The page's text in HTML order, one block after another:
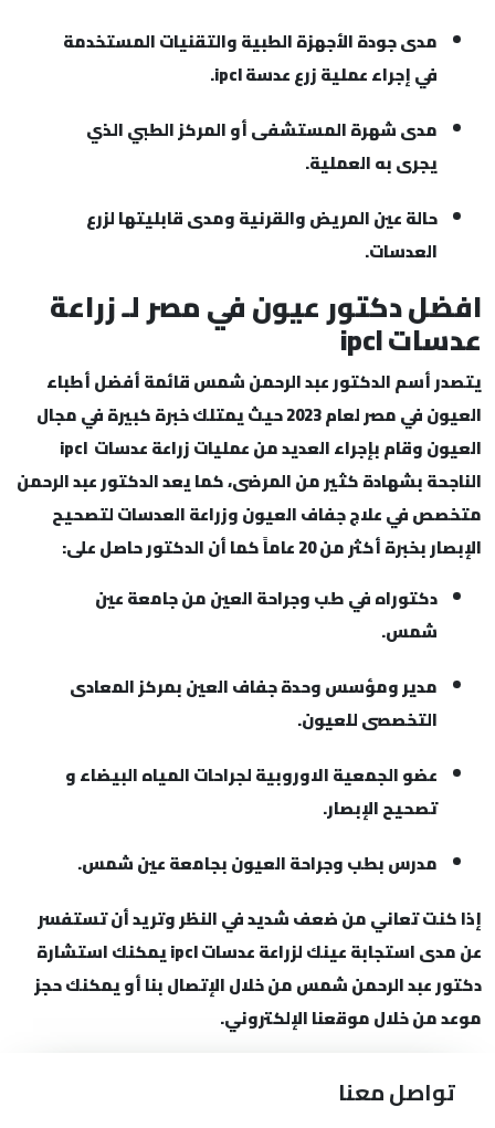
مدى جودة الأجهزة الطبية والتقنيات المستخدمة
في إجراء عملية زرع عدسة ipcl.
مدى شهرة المستشفى أو المركز الطبي الذي
يجرى به العملية.
حالة عين المريض والقرنية ومدى قابليتها لزرع
العدسات.
افضل دكتور عيون في مصر لـ زراعة
عدسات ipcl
يتصدر أسم الدكتور عبد الرحمن شمس قائمة أفضل أطباء
العيون في مصر لعام 2023 حيث يمتلك خبرة كبيرة في مجال
العيون وقام بإجراء العديد من عمليات زراعة عدسات ipcl
الناجحة بشهادة كثير من المرضى، كما يعد الدكتور عبد الرحمن
متخصص في علاج جفاف العيون وزراعة العدسات لتصحيح
الإبصار بخبرة أكثر من 20 عاماً كما أن الدكتور حاصل على:
دكتوراه في طب وجراحة العين من جامعة عين
شمس.
مدير ومؤسس وحدة جفاف العين بمركز المعادى
التخصصى للعيون.
عضو الجمعية الاوروبية لجراحات المياه البيضاء و
تصحيح الإبصار.
مدرس بطب وجراحة العيون بجامعة عين شمس.
إذا كنت تعاني من ضعف شديد في النظر وتريد أن تستفسر
عن مدى استجابة عينك لزراعة عدسات ipcl يمكنك استشارة
دكتور عبد الرحمن شمس من خلال الإتصال بنا أو يمكنك حجز
موعد من خلال موقعنا الإلكتروني.
تواصل معنا